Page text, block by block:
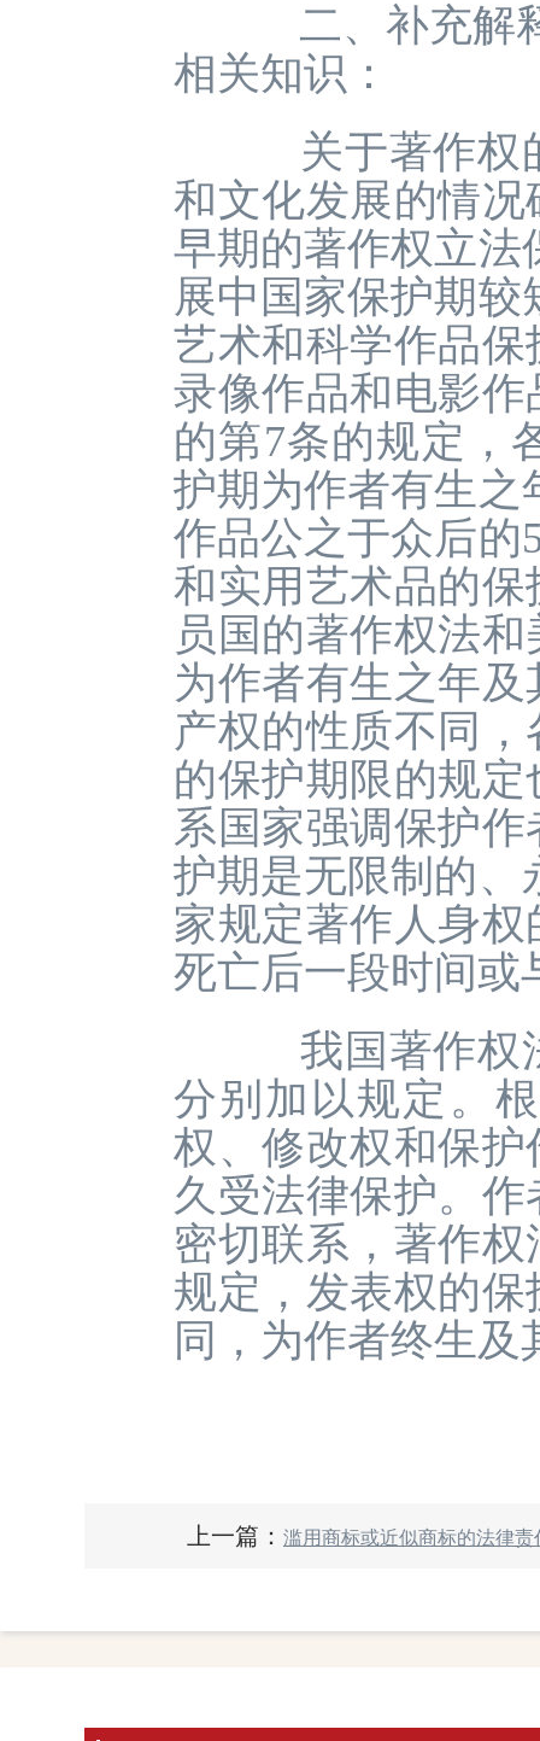
二、补充解释
相关知识：
关于著作权的
和文化发展的情
早期的著作权立法
展中国家保护期
艺术和科学作品
录像作品和电影
的第7条的规定，
护期为作者有生之
作品公之于众后的
和实用艺术品的
员国的著作权法
为作者有生之年
产权的性质不同
的保护期限的规
系国家强调保护
护期是无限制的、
家规定著作人身
死亡后一段时间或
我国著作权法
分别加以规定。
权、修改权和保
久受法律保护。
密切联系，著作
规定，发表权的
同，为作者终生及
上一篇： 滥用商标或近似商标的法律责